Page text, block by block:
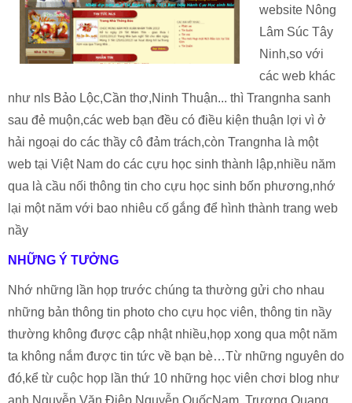
website Nông
Lâm Súc Tây
Ninh,so với
các web khác
như nls Bảo Lộc,Cần thơ,Ninh Thuận... thì Trangnha sanh
sau đẻ muộn,các web bạn đều có điều kiện thuận lợi vì ở
hải ngoại do các thầy cô đảm trách,còn Trangnha là một
web tại Việt Nam do các cựu học sinh thành lập,nhiều năm
qua là cầu nối thông tin cho cựu học sinh bốn phương,nhớ
lại một năm với bao nhiêu cố gắng để hình thành trang web
nầy
NHỮNG Ý TƯỞNG
Nhớ những lần họp trước chúng ta thường gửi cho nhau
những bản thông tin photo cho cựu học viên, thông tin nầy
thường không được cập nhật nhiều,họp xong qua một năm
ta không nắm được tin tức về bạn bè…Từ những nguyên do
đó,kể từ cuộc họp lần thứ 10 những học viên chơi blog như
anh Nguyễn Văn Điệp,Nguyễn QuốcNam ,Trương Quang